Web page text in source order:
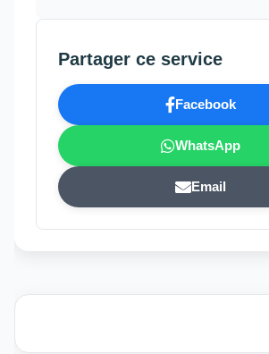
Partager ce service
Facebook
WhatsApp
Email